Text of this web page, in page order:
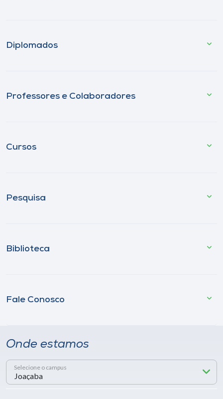
Diplomados
Professores e Colaboradores
Cursos
Pesquisa
Biblioteca
Fale Conosco
Onde estamos
Selecione o campus